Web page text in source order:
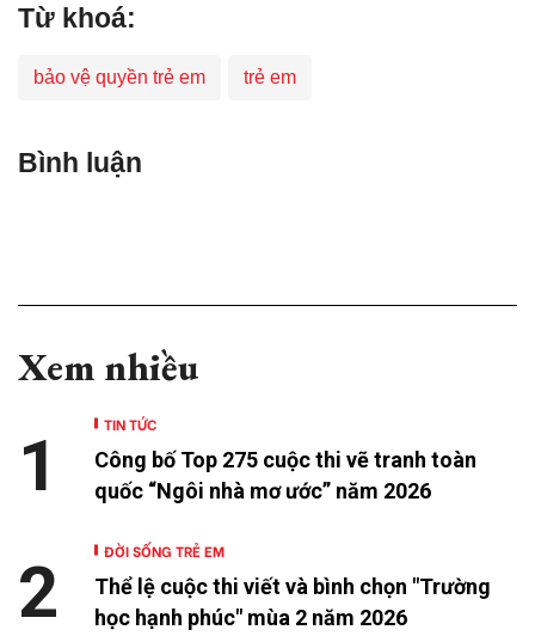
Từ khoá:
bảo vệ quyền trẻ em trẻ em
Bình luận
Xem nhiều
TIN TỨC
Công bố Top 275 cuộc thi vẽ tranh toàn
quốc “Ngôi nhà mơ ước” năm 2026
1
ĐỜI SỐNG TRẺ EM
Thể lệ cuộc thi viết và bình chọn "Trường
học hạnh phúc" mùa 2 năm 2026
2